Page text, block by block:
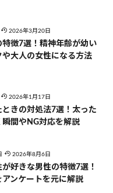
2026年3月20日
特徴7選！精神年齢が幼い
や大人の女性になる方法
2026年1月17日
きの対処法7選！太った
瞬間やNG対応を解説
2026年8月6日
好きな男性の特徴7選！
アンケートを元に解説